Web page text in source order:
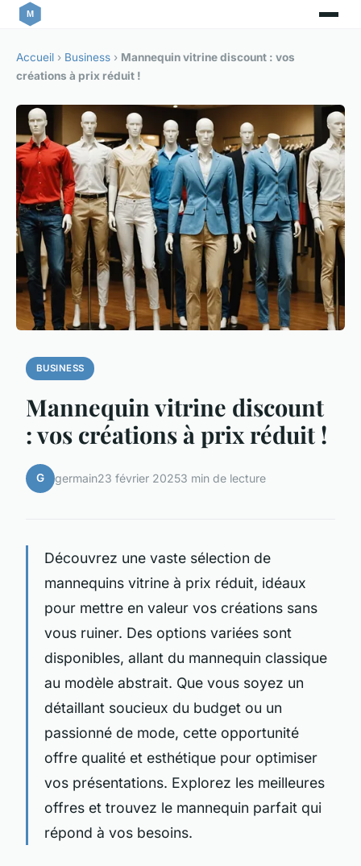
Accueil › Business › Mannequin vitrine discount : vos
créations à prix réduit !
BUSINESS
Mannequin vitrine discount
: vos créations à prix réduit !
G germain23 février 20253 min de lecture
Découvrez une vaste sélection de
mannequins vitrine à prix réduit, idéaux
pour mettre en valeur vos créations sans
vous ruiner. Des options variées sont
disponibles, allant du mannequin classique
au modèle abstrait. Que vous soyez un
détaillant soucieux du budget ou un
passionné de mode, cette opportunité
offre qualité et esthétique pour optimiser
vos présentations. Explorez les meilleures
offres et trouvez le mannequin parfait qui
répond à vos besoins.